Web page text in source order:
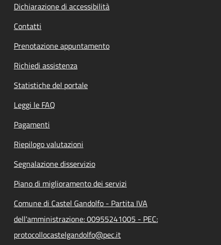
Dichiarazione di accessibilità
Contatti
Prenotazione appuntamento
Richiedi assistenza
Statistiche del portale
Leggi le FAQ
Pagamenti
Riepilogo valutazioni
Segnalazione disservizio
Piano di miglioramento dei servizi
Comune di Castel Gandolfo - Partita IVA
dell'amministrazione: 00955241005 - PEC:
protocollocastelgandolfo@pec.it